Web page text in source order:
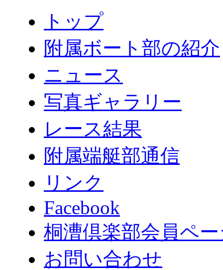
トップ
附属ボート部の紹介
ニュース
写真ギャラリー
レース結果
附属端艇部通信
リンク
Facebook
桐漕倶楽部会員ペ
お問い合わせ